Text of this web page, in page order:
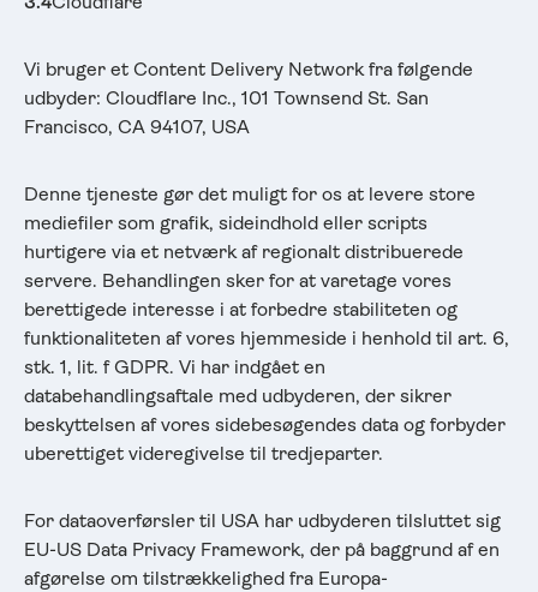
Vi bruger et Content Delivery Network fra følgende
udbyder: Cloudflare Inc., 101 Townsend St. San
Francisco, CA 94107, USA
Denne tjeneste gør det muligt for os at levere store
mediefiler som grafik, sideindhold eller scripts
hurtigere via et netværk af regionalt distribuerede
servere. Behandlingen sker for at varetage vores
berettigede interesse i at forbedre stabiliteten og
funktionaliteten af vores hjemmeside i henhold til art. 6,
stk. 1, lit. f GDPR. Vi har indgået en
databehandlingsaftale med udbyderen, der sikrer
beskyttelsen af vores sidebesøgendes data og forbyder
uberettiget videregivelse til tredjeparter.
For dataoverførsler til USA har udbyderen tilsluttet sig
EU-US Data Privacy Framework, der på baggrund af en
afgørelse om tilstrækkelighed fra Europa-